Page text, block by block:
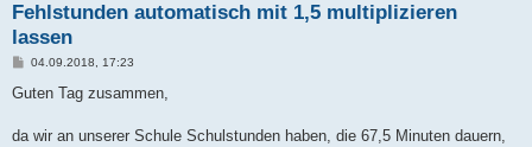
Fehlstunden automatisch mit 1,5 multiplizieren
lassen
B
i
a
04.09.2018, 17:23
Guten Tag zusammen,
da wir an unserer Schule Schulstunden haben, die 67,5 Minuten dauern,